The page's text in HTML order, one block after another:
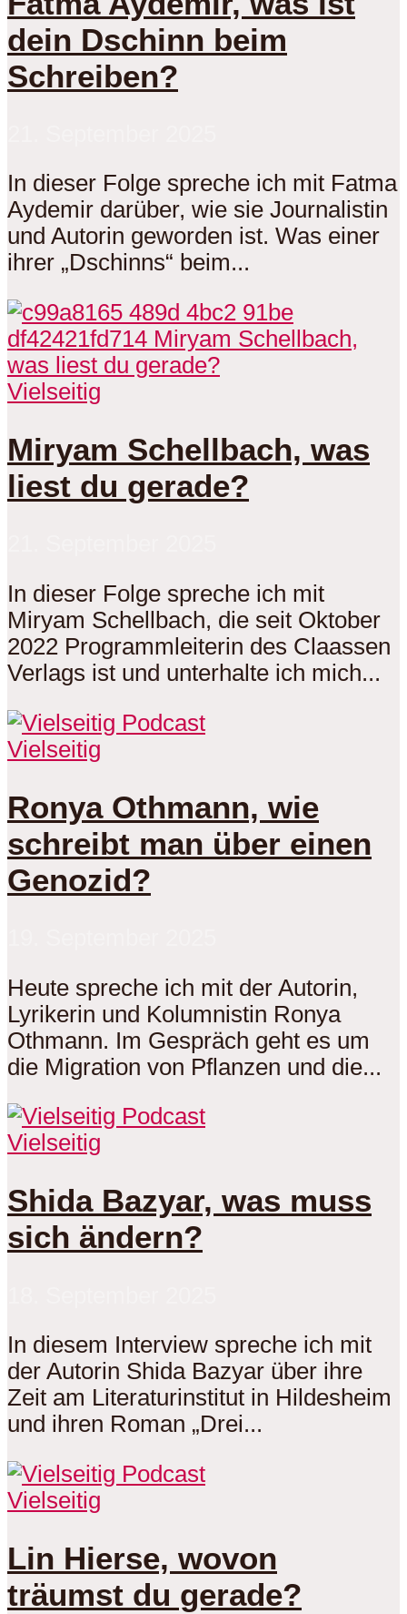
dein Dschinn beim
Schreiben?
In dieser Folge spreche ich mit Fatma
Aydemir darüber, wie sie Journalistin
und Autorin geworden ist. Was einer
ihrer „Dschinns“ beim...
Vielseitig
Miryam Schellbach, was
liest du gerade?
In dieser Folge spreche ich mit
Miryam Schellbach, die seit Oktober
2022 Programmleiterin des Claassen
Verlags ist und unterhalte ich mich...
Vielseitig
Ronya Othmann, wie
schreibt man über einen
Genozid?
Heute spreche ich mit der Autorin,
Lyrikerin und Kolumnistin Ronya
Othmann. Im Gespräch geht es um
die Migration von Pflanzen und die...
Vielseitig
Shida Bazyar, was muss
sich ändern?
In diesem Interview spreche ich mit
der Autorin Shida Bazyar über ihre
Zeit am Literaturinstitut in Hildesheim
und ihren Roman „Drei...
Vielseitig
Lin Hierse, wovon
träumst du gerade?